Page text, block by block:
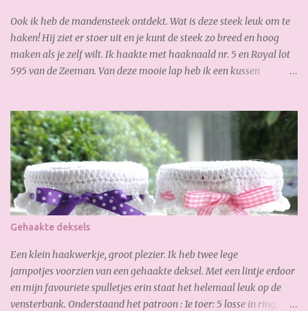
Ook ik heb de mandensteek ontdekt. Wat is deze steek leuk om te
haken! Hij ziet er stoer uit en je kunt de steek zo breed en hoog
maken als je zelf wilt. Ik haakte met haaknaald nr. 5 en Royal lot
595 van de Zeeman. Van deze mooie lap heb ik een kussen
Geniet van het weekend!
Gehaakte deksels
Een klein haakwerkje, groot plezier. Ik heb twee lege
jampotjes voorzien van een gehaakte deksel. Met een lintje erdoor
en mijn favouriete spulletjes erin staat het helemaal leuk op de
vensterbank. Onderstaand het patroon : 1e toer: 5 losse in ring,